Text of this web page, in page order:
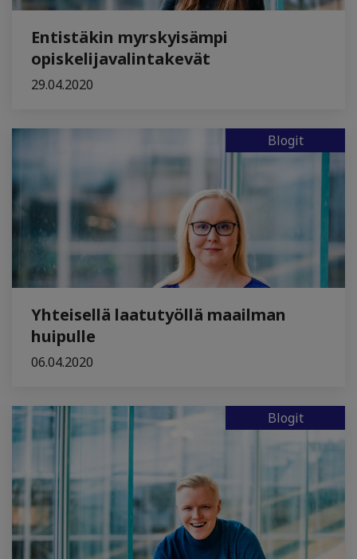
Entistäkin myrskyisämpi
opiskelijavalintakevät
29.04.2020
Blogit
Yhteisellä laatutyöllä maailman
huipulle
06.04.2020
Blogit